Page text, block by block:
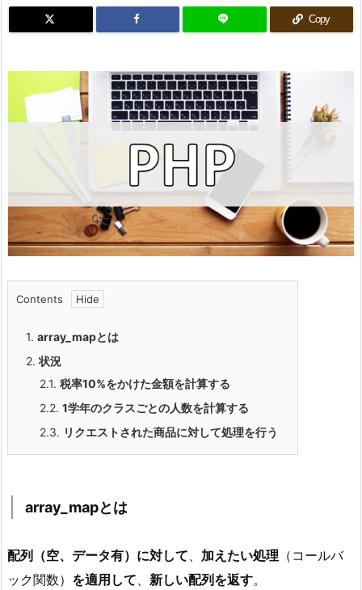
Copy
Contents
1. array_mapとは
2. 状況
2.1. 税率10%をかけた金額を計算する
2.2. 1学年のクラスごとの人数を計算する
2.3. リクエストされた商品に対して処理を行う
array_mapとは
配列（空、データ有）に対して 加えたい処理 （コールバ
ック関数） を適用して 新しい配列を返す。